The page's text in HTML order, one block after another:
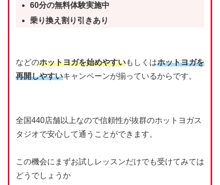
60分の無料体験実施中
乗り換え割り引きあり
などのホットヨガを始めやすいもしくはホットヨガを
再開しやすいキャンペーンが揃っているからです。
全国440店舗以上なので信頼性が抜群のホットヨガス
タジオで安心して通うことができます。
この機会にまずお試しレッスンだけでも受けてみては
どうでしょうか